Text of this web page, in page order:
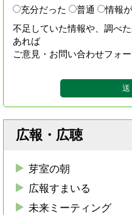
充分だった
普通
情報
不足していた情報や、調べ
あれば
ご意見・お問い合わせフォ
広報・広聴
芽室の朝
広報すまいる
未来ミーティング